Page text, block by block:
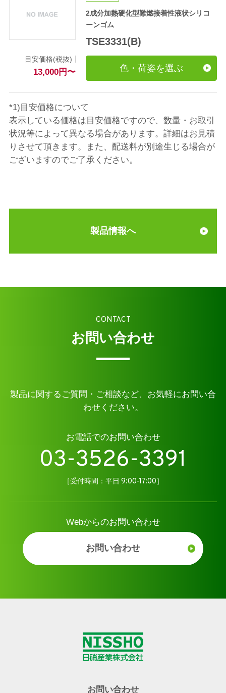
2成分加熱硬化型難燃接着性液状シリコ
ーンゴム
TSE3331(B)
目安価格(税抜)
13,000円 〜 色・荷姿を選ぶ
*1)目安価格について
表示している価格は目安価格ですので、数量・お取引
状況等によって異なる場合があります。詳細はお見積
りさせて頂きます。また、配送料が別途生じる場合が
ございますのでご了承ください。
製品情報へ
CONTACT
お問い合わせ
製品に関するご質問・ご相談など、お気軽にお問い合
わせください。
お電話でのお問い合わせ
03-3526-3391
［受付時間：平日 9:00-17:00］
Webからのお問い合わせ
お問い合わせ
お問い合わせ